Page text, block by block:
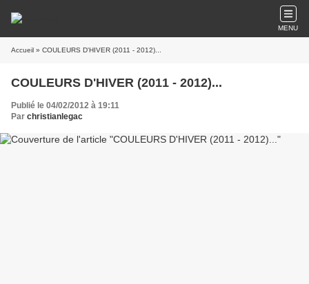
MENU
Accueil » COULEURS D'HIVER (2011 - 2012)...
COULEURS D'HIVER (2011 - 2012)...
Publié le 04/02/2012 à 19:11
Par christianlegac